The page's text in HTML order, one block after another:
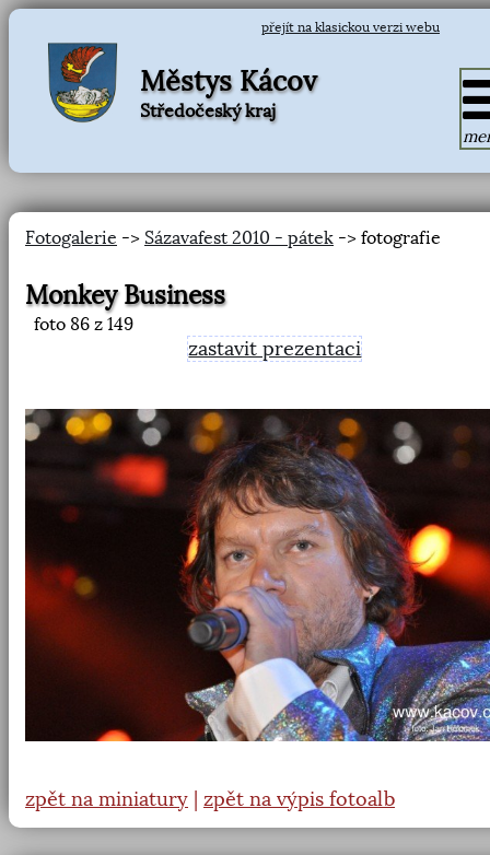
přejít na klasickou verzi webu
Městys Kácov
Středočeský kraj
Fotogalerie -> Sázavafest 2010 - pátek -> fotografie
Monkey Business
foto 86 z 149
zastavit prezentaci
zpět na miniatury zpět na výpis fotoalb